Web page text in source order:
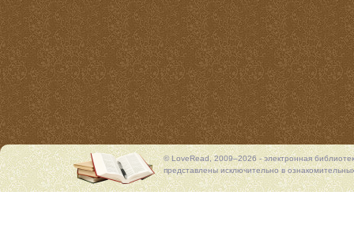
© LoveRead, 2009–2026 - электронная
представлены исключительно в